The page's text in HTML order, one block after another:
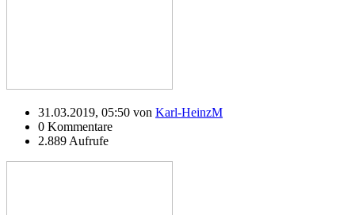
31.03.2019, 05:50 von Karl-HeinzM
0 Kommentare
2.889 Aufrufe